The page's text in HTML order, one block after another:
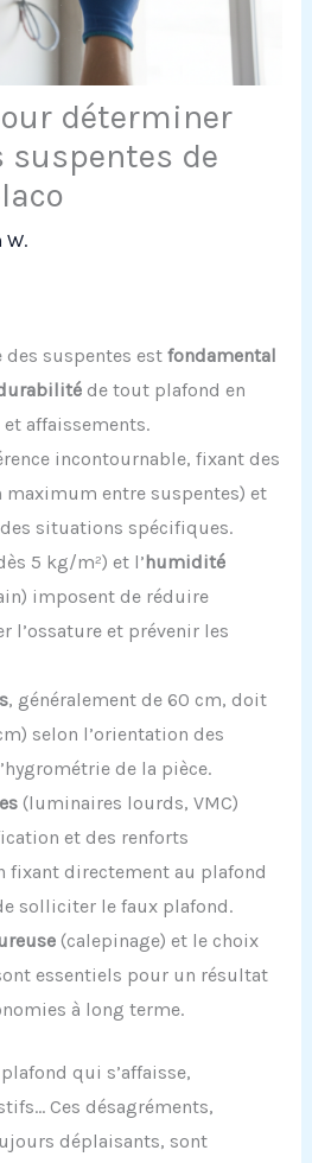
déterminer
suspentes de
W.
des suspentes est fondamental
de tout plafond en
affaissements.
incontournable, fixant des
maximum entre suspentes) et
situations spécifiques.
5 kg/m²) et l’humidité
imposent de réduire
l’ossature et prévenir les
, généralement de 60 cm, doit
selon l’orientation des
de la pièce.
(luminaires lourds, VMC)
et des renforts
fixant directement au plafond
solliciter le faux plafond.
(calepinage) et le choix
essentiels pour un résultat
à long terme.
qui s’affaisse,
Ces désagréments,
déplaisants, sont